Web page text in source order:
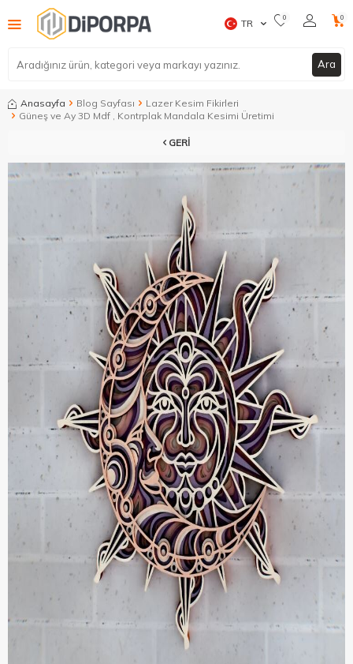
Ara
TR 0 0
Anasayfa Blog Sayfası
Lazer Kesim Fikirleri
Güneş ve Ay 3D Mdf , Kontrplak Mandala Kesimi Üretimi
GERI